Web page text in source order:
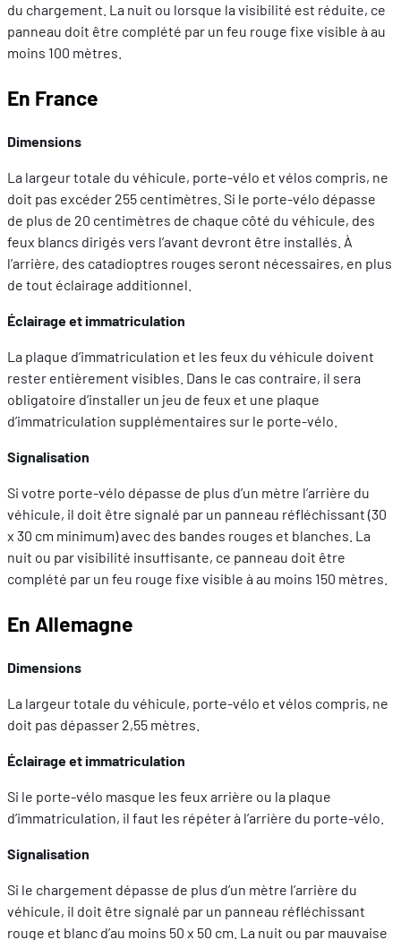
du chargement. La nuit ou lorsque la visibilité est réduite, ce
panneau doit être complété par un feu rouge fixe visible à au
moins 100 mètres.
En France
Dimensions
La largeur totale du véhicule, porte-vélo et vélos compris, ne
doit pas excéder 255 centimètres. Si le porte-vélo dépasse
de plus de 20 centimètres de chaque côté du véhicule, des
feux blancs dirigés vers l’avant devront être installés. À
l’arrière, des catadioptres rouges seront nécessaires, en plus
de tout éclairage additionnel.
Éclairage et immatriculation
La plaque d’immatriculation et les feux du véhicule doivent
rester entièrement visibles. Dans le cas contraire, il sera
obligatoire d’installer un jeu de feux et une plaque
d’immatriculation supplémentaires sur le porte-vélo.
Signalisation
Si votre porte-vélo dépasse de plus d’un mètre l’arrière du
véhicule, il doit être signalé par un panneau réfléchissant (30
x 30 cm minimum) avec des bandes rouges et blanches. La
nuit ou par visibilité insuffisante, ce panneau doit être
complété par un feu rouge fixe visible à au moins 150 mètres.
En Allemagne
Dimensions
La largeur totale du véhicule, porte-vélo et vélos compris, ne
doit pas dépasser 2,55 mètres.
Éclairage et immatriculation
Si le porte-vélo masque les feux arrière ou la plaque
d’immatriculation, il faut les répéter à l’arrière du porte-vélo.
Signalisation
Si le chargement dépasse de plus d’un mètre l’arrière du
véhicule, il doit être signalé par un panneau réfléchissant
rouge et blanc d’au moins 50 x 50 cm. La nuit ou par mauvaise